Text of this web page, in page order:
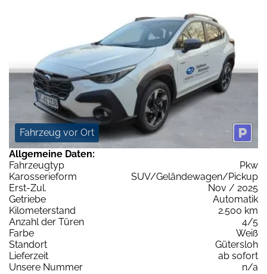
Fahrzeug vor Ort
Allgemeine Daten:
Fahrzeugtyp
Pkw
Karosserieform
SUV/Geländewagen/Pickup
Erst-Zul.
Nov / 2025
Getriebe
Automatik
Kilometerstand
2.500 km
Anzahl der Türen
4/5
Farbe
Weiß
Standort
Gütersloh
Lieferzeit
ab sofort
Unsere Nummer
n/a